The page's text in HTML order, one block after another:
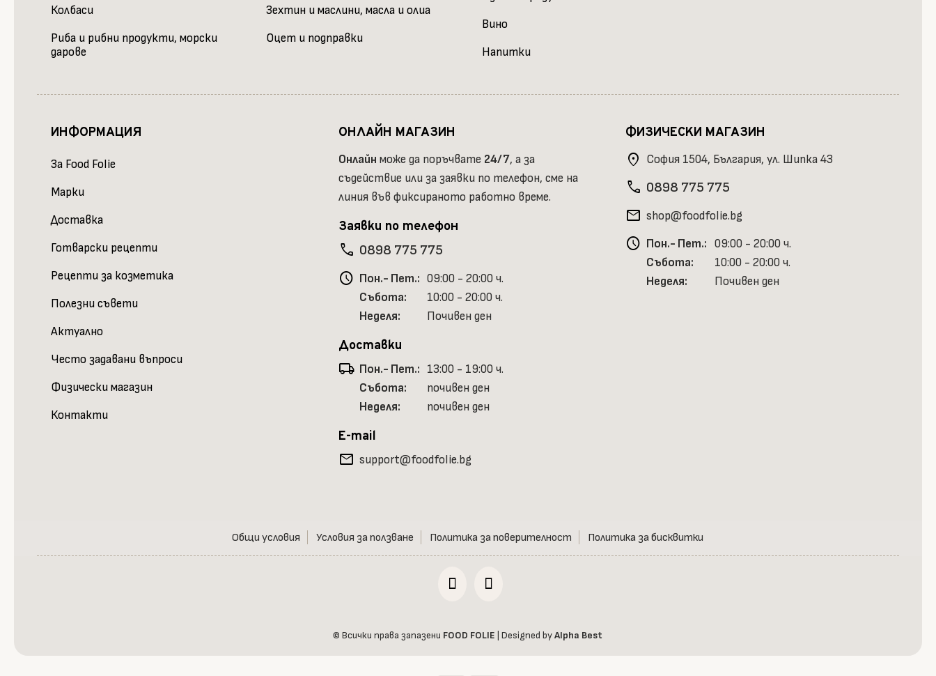
Колбаси
Риба и рибни продукти, морски
дарове
Зехтин и маслини, масла и олиа
Оцет и подправки
Вино
Напитки
ИНФОРМАЦИЯ
За Food Folie
Марки
Доставка
Готварски рецепти
Рецепти за козметика
Полезни съвети
Актуално
Често задавани въпроси
Физически магазин
Контакти
ОНЛАЙН МАГАЗИН
Онлайн може да поръчвате 24/7, а за
съдействие или за заявки по телефон, сме на
линия във фиксираното работно време.
Заявки по телефон
phone 0898 775 775
schedule Пон.- Пет.: 09:00 - 20:00 ч.
Събота:
10:00 - 20:00 ч.
Неделя:
Почивен ден
Доставки
local_shipping Пон.- Пет.: 13:00 - 19:00 ч.
Събота:
почивен ден
Неделя:
почивен ден
E-mail
mail support@foodfolie.bg
ФИЗИЧЕСКИ МАГАЗИН
location_on София 1504, България, ул. Шипка 43
phone 0898 775 775
mail shop@foodfolie.bg
schedule Пон.- Пет.: 09:00 - 20:00 ч.
Събота:
10:00 - 20:00 ч.
Неделя:
Почивен ден
Общи условия Условия за ползване Политика за поверителност Политика за бисквитки
© Всички права запазени FOOD FOLIE | Designed byAlpha Best